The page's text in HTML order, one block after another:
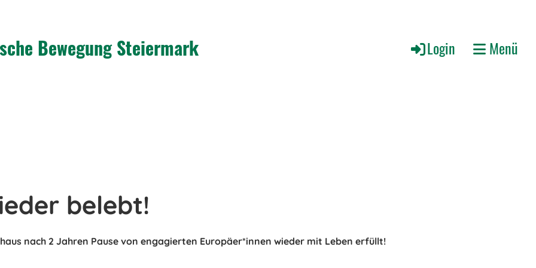
Bewegung Steiermark Login Menü
belebt!
nach 2 Jahren Pause von engagierten Europäer*innen wieder mit Leben erfüllt!